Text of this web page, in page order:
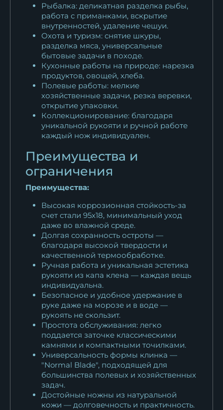
Рыбалка: деликатная разделка рыбы,
работа с приманками, вскрытие
внутренностей, удаление чешуи.
Охота и туризм: снятие шкуры,
разделка мяса, универсальные
бытовые задачи в походе.
Кухонные работы на природе: нарезка
продуктов, овощей, хлеба.
Полевые работы: мелкие
хозяйственные задачи, резка веревки,
открытие упаковки.
Коллекционирование: благодаря
уникальной рукояти и ручной работе
каждый нож индивидуален.
Преимущества и
ограничения
Преимущества:
Высокая коррозионная стойкость-за
счет стали 95х18, минимальный уход
даже во влажной среде.
Долгая сохранность остроты —
благодаря высокой твердости и
качественной термообработке.
Ручная работа и уникальная эстетика
рукояти из капа клена — каждая вещь
индивидуальна.
Безопасное и удобное удержание в
руке даже на морозе и в воде —
рукоять не скользит.
Простота обслуживания: легко
поддается заточке классическими
камнями и компактными точилками.
Универсальность формы клинка —
"Normal Blade", подходящей для
большинства полевых и хозяйственных
задач.
Достойные ножны из натуральной
кожи — долговечность и практичность.